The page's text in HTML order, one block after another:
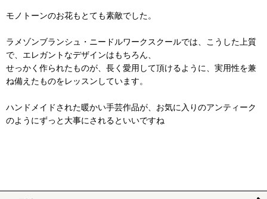
モノトーンのお花もとても素敵でした。
ラメゾンブランシュ・ニードルワークスクールでは、こうした上質
で、エレガントなデザインはもちろん、
せっかく作られたものが、長く愛用して頂けるように、実用性を兼
ね備えたものをレッスンしています。
ハンドメイドされた暖かい手芸作品が、お気に入りのアンティーク
のようにずっと大事にされるといいですね